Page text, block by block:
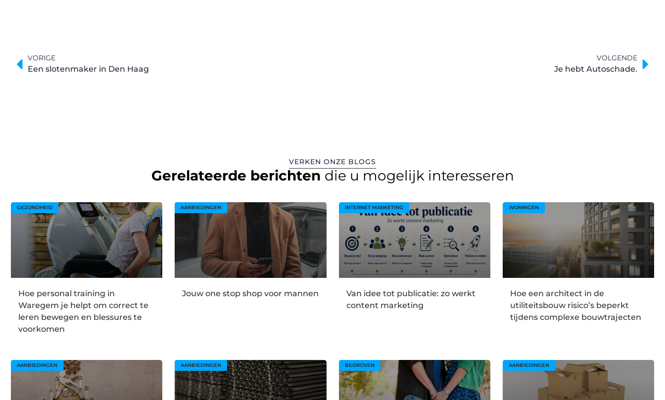
VORIGE
Een slotenmaker in Den Haag
VOLGENDE
Je hebt Autoschade.
VERKEN ONZE BLOGS
Gerelateerde berichten die u mogelijk interesseren
GEZONDHEID
Hoe personal training in
Waregem je helpt om correct te
leren bewegen en blessures te
voorkomen
AANBIEDINGEN
Jouw one stop shop voor mannen
INTERNET MARKETING
Van idee tot publicatie: zo werkt
content marketing
WONINGEN
Hoe een architect in de
utiliteitsbouw risico’s beperkt
tijdens complexe bouwtrajecten
AANBIEDINGEN AANBIEDINGEN BEDRIJVEN AANBIEDINGEN